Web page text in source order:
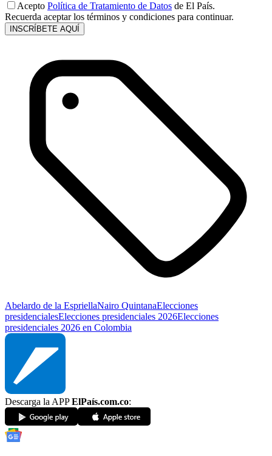
Acepto Política de Tratamiento de Datos de El País.
Recuerda aceptar los términos y condiciones para continuar.
INSCRÍBETE AQUÍ
Abelardo de la EspriellaNairo QuintanaElecciones
presidencialesElecciones presidenciales 2026Elecciones
presidenciales 2026 en Colombia
Descarga la APPElPaís.com.co: